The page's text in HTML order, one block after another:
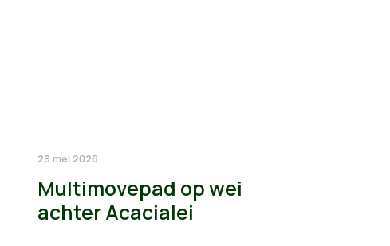
29 mei 2026
Multimovepad op wei
achter Acacialei